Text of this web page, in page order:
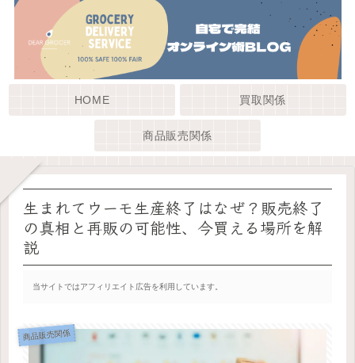
HOME 買取関係
商品販売関係
生まれてウーモ生産終了はなぜ？販売終了
の真相と再販の可能性、今買える場所を解
説
当サイトではアフィリエイト広告を利用しています。
商品販売関係